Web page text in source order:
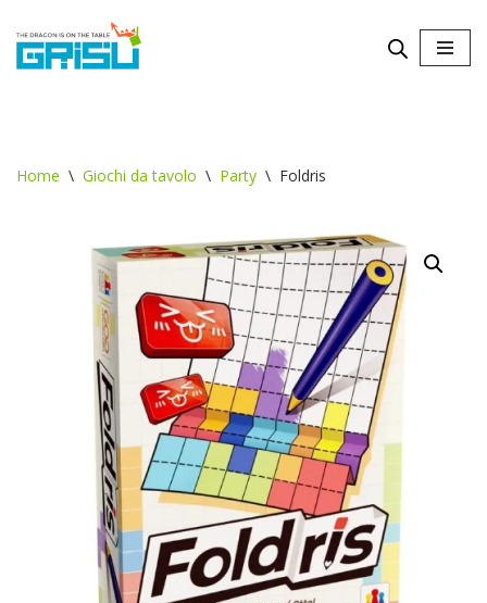
Vai
Home \ Giochi da tavolo \ Party \ Foldris